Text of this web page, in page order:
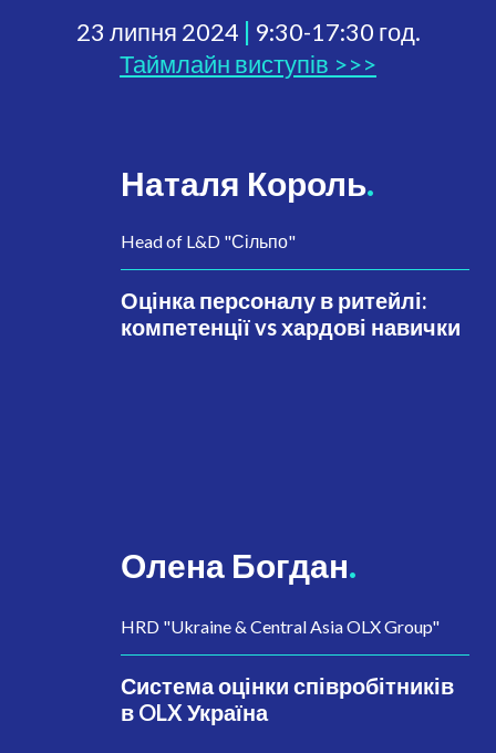
23 липня 2024
9:30-17:30 год.
Таймлайн виступів >>>
Наталя Король.
Head of L&D "Сільпо"
Оцінка персоналу в ритейлі:
компетенції vs хардові навички
Олена Богдан.
HRD "Ukraine & Central Asia OLX Group"
Система оцінки співробітників
в OLX Україна